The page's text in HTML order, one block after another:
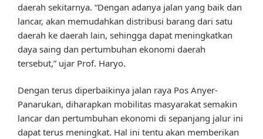
daerah sekitarnya. “Dengan adanya jalan yang baik dan
lancar, akan memudahkan distribusi barang dari satu
daerah ke daerah lain, sehingga dapat meningkatkan
daya saing dan pertumbuhan ekonomi daerah
tersebut,” ujar Prof. Haryo.
Dengan terus diperbaikinya jalan raya Pos Anyer-
Panarukan, diharapkan mobilitas masyarakat semakin
lancar dan pertumbuhan ekonomi di sepanjang jalur ini
dapat terus meningkat. Hal ini tentu akan memberikan